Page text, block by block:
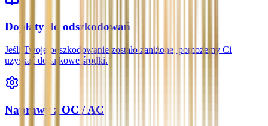
Dopłaty do odszkodowań
Jeśli Twoje odszkodowanie zostało zaniżone, pomożemy Ci
uzyskać dodatkowe środki.
Naprawy z OC / AC